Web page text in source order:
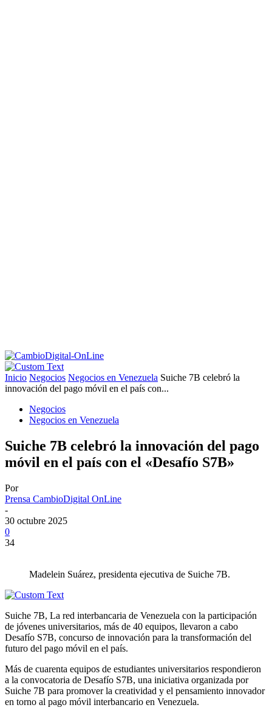
Inicio Negocios Negocios en Venezuela Suiche 7B celebró la
innovación del pago móvil en el país con...
Negocios
Negocios en Venezuela
Suiche 7B celebró la innovación del pago
móvil en el país con el «Desafío S7B»
Por
Prensa CambioDigital OnLine
-
30 octubre 2025
0
34
Madelein Suárez, presidenta ejecutiva de Suiche 7B.
Suiche 7B, La red interbancaria de Venezuela con la participación
de jóvenes universitarios, más de 40 equipos, llevaron a cabo
Desafío S7B, concurso de innovación para la transformación del
futuro del pago móvil en el país.
Más de cuarenta equipos de estudiantes universitarios respondieron
a la convocatoria de Desafío S7B, una iniciativa organizada por
Suiche 7B para promover la creatividad y el pensamiento innovador
en torno al pago móvil interbancario en Venezuela.